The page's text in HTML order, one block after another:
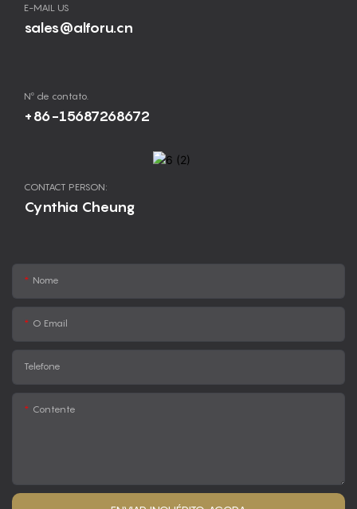
E-MAIL US
sales@alforu.cn
Nº de contato.
+86-15687268672
CONTACT PERSON:
Cynthia Cheung
Nome
O Email
Telefone
Contente